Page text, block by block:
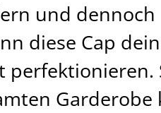
und
diese Cap
perfektionieren.